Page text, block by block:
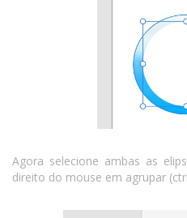
Agora selecione ambas as
direito do mouse em agrupar